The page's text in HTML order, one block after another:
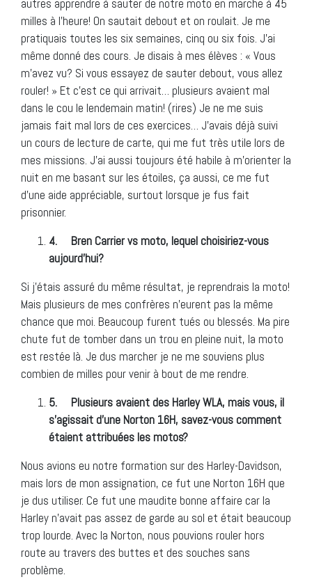
autres apprendre à sauter de notre moto en marche à 45
milles à l’heure! On sautait debout et on roulait. Je me
pratiquais toutes les six semaines, cinq ou six fois. J’ai
même donné des cours. Je disais à mes élèves : « Vous
m’avez vu? Si vous essayez de sauter debout, vous allez
rouler! » Et c’est ce qui arrivait… plusieurs avaient mal
dans le cou le lendemain matin! (rires) Je ne me suis
jamais fait mal lors de ces exercices… J’avais déjà suivi
un cours de lecture de carte, qui me fut très utile lors de
mes missions. J’ai aussi toujours été habile à m’orienter la
nuit en me basant sur les étoiles, ça aussi, ce me fut
d’une aide appréciable, surtout lorsque je fus fait
prisonnier.
4. Bren Carrier vs moto, lequel choisiriez-vous
aujourd’hui?
Si j’étais assuré du même résultat, je reprendrais la moto!
Mais plusieurs de mes confrères n’eurent pas la même
chance que moi. Beaucoup furent tués ou blessés. Ma pire
chute fut de tomber dans un trou en pleine nuit, la moto
est restée là. Je dus marcher je ne me souviens plus
combien de milles pour venir à bout de me rendre.
5. Plusieurs avaient des Harley WLA, mais vous, il
s’agissait d’une Norton 16H, savez-vous comment
étaient attribuées les motos?
Nous avions eu notre formation sur des Harley-Davidson,
mais lors de mon assignation, ce fut une Norton 16H que
je dus utiliser. Ce fut une maudite bonne affaire car la
Harley n’avait pas assez de garde au sol et était beaucoup
trop lourde. Avec la Norton, nous pouvions rouler hors
route au travers des buttes et des souches sans
problème.